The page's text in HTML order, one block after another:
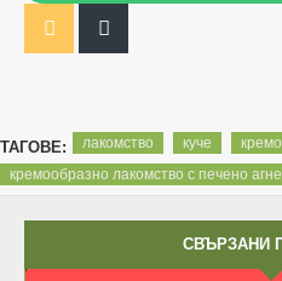
ТАГОВЕ: лакомство куче
кремообразно лакомство с печено
СВЪРЗАНИ